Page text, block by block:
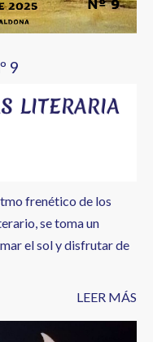
9
frenético de los
se toma un
el sol y disfrutar de
LEER MÁS